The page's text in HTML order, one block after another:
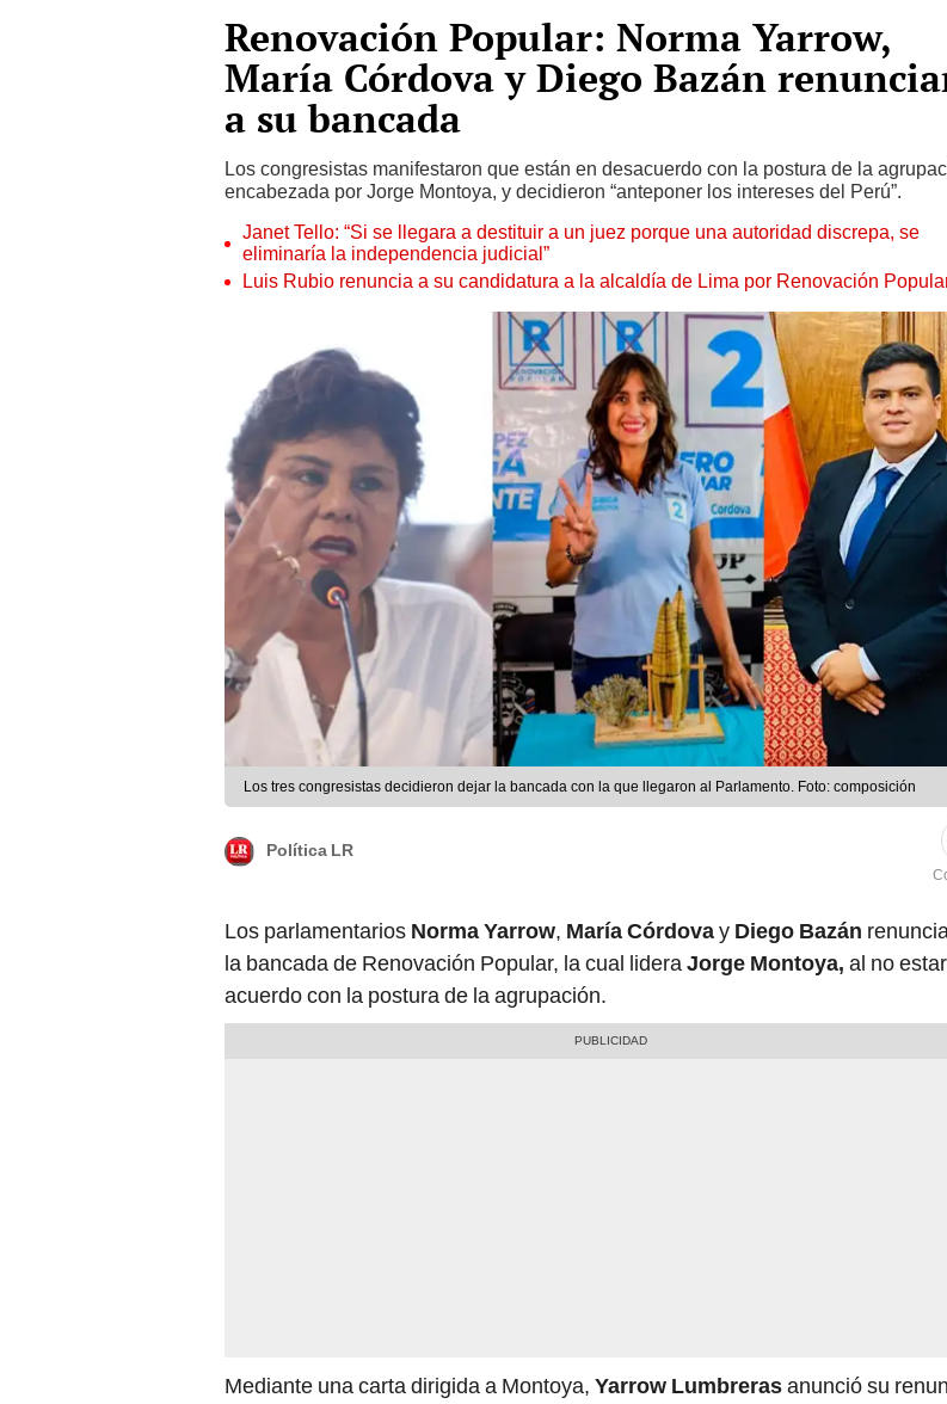
Renovación Popular: Norma Yarrow,
María Córdova y Diego Bazán
a su bancada
Los congresistas manifestaron que están en desacuerdo con la postura de la
encabezada por Jorge Montoya, y decidieron “anteponer los intereses del Perú”.
Janet Tello: “Si se llegara a destituir a un juez porque una autoridad discrepa, se
eliminaría la independencia judicial”
Luis Rubio renuncia a su candidatura a la alcaldía de Lima por Renovación
Los tres congresistas decidieron dejar la bancada con la que llegaron al Parlamento. Foto: composición
Política LR
Los parlamentarios Norma Yarrow, María Córdovay Diego Bazán
la bancada de Renovación Popular, la cual lideraJorge Montoya, al no
acuerdo con la postura de la agrupación.
Mediante una carta dirigida a Montoya, Yarrow Lumbrerasanunció su